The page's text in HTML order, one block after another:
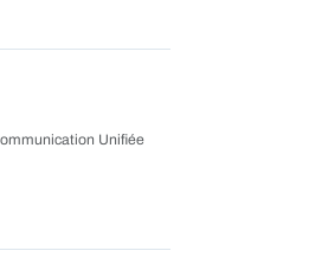
Unifiée